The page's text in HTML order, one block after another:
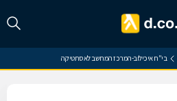
בי"ח איכילוב-המרכז המחשב לאסתטיקה